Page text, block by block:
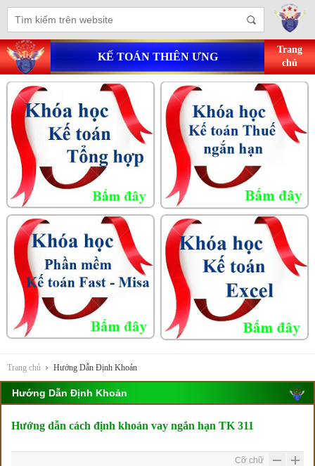
KẾ TOÁN THIÊN ƯNG
Trang
chủ
Trang chủ Hướng Dẫn Định Khoản
Hướng Dẫn Định Khoản
Hướng dẫn cách định khoản vay ngắn hạn TK 311
Cỡ chữ